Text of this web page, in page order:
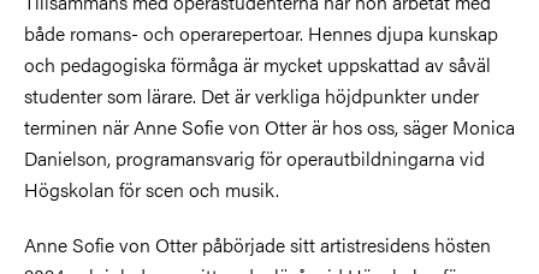
både romans- och operarepertoar. Hennes djupa kunskap
och pedagogiska förmåga är mycket uppskattad av såväl
studenter som lärare. Det är verkliga höjdpunkter under
terminen när Anne Sofie von Otter är hos oss, säger Monica
Danielson, programansvarig för operautbildningarna vid
Högskolan för scen och musik.
Anne Sofie von Otter påbörjade sitt artistresidens hösten